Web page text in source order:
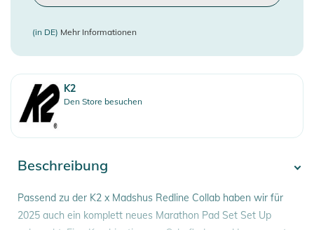
(in DE) Mehr Informationen
K2
Den Store besuchen
Beschreibung
Passend zu der K2 x Madshus Redline Collab haben wir für
2025 auch ein komplett neues Marathon Pad Set Set Up